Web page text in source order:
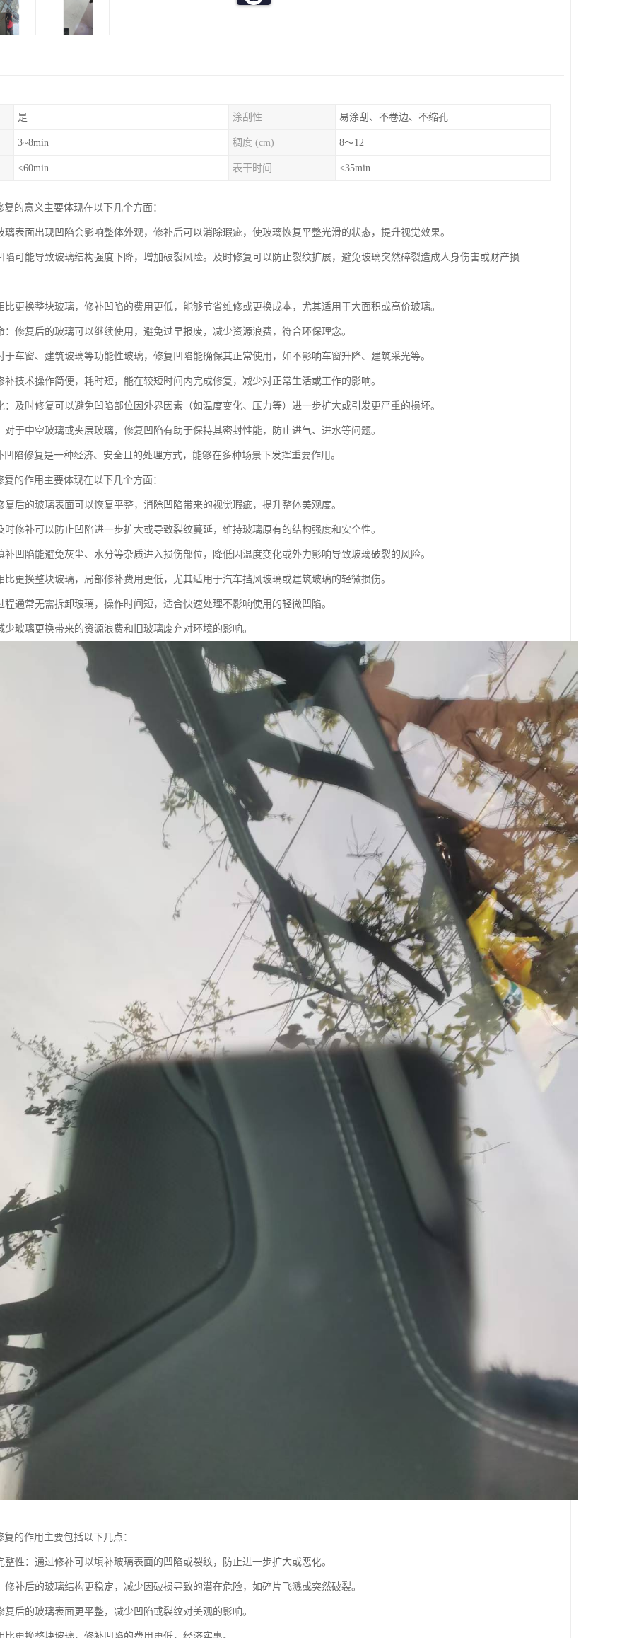
是 涂刮性 易涂刮、不卷边、不缩孔
3~8min 稠度 (cm) 8～12
<60min 表干时间 <35min
的意义主要体现在以下几个方面：
璃表面出现凹陷会影响整体外观，修补后可以消除瑕疵，使玻璃恢复平整光滑的状态，提升视觉效果。
陷可能导致玻璃结构强度下降，增加破裂风险。及时修复可以防止裂纹扩展，避免玻璃突然碎裂造成人身伤害或财产损
比更换整块玻璃，修补凹陷的费用更低，能够节省维修或更换成本，尤其适用于大面积或高价玻璃。
：修复后的玻璃可以继续使用，避免过早报废，减少资源浪费，符合环保理念。
于车窗、建筑玻璃等功能性玻璃，修复凹陷能确保其正常使用，如不影响车窗升降、建筑采光等。
补技术操作简便，耗时短，能在较短时间内完成修复，减少对正常生活或工作的影响。
：及时修复可以避免凹陷部位因外界因素（如温度变化、压力等）进一步扩大或引发更严重的损坏。
对于中空玻璃或夹层玻璃，修复凹陷有助于保持其密封性能，防止进气、进水等问题。
凹陷修复是一种经济、安全且的处理方式，能够在多种场景下发挥重要作用。
的作用主要体现在以下几个方面：
复后的玻璃表面可以恢复平整，消除凹陷带来的视觉瑕疵，提升整体美观度。
时修补可以防止凹陷进一步扩大或导致裂纹蔓延，维持玻璃原有的结构强度和安全性。
补凹陷能避免灰尘、水分等杂质进入损伤部位，降低因温度变化或外力影响导致玻璃破裂的风险。
比更换整块玻璃，局部修补费用更低，尤其适用于汽车挡风玻璃或建筑玻璃的轻微损伤。
程通常无需拆卸玻璃，操作时间短，适合快速处理不影响使用的轻微凹陷。
少玻璃更换带来的资源浪费和旧玻璃废弃对环境的影响。
的作用主要包括以下几点：
整性：通过修补可以填补玻璃表面的凹陷或裂纹，防止进一步扩大或恶化。
修补后的玻璃结构更稳定，减少因破损导致的潜在危险，如碎片飞溅或突然破裂。
复后的玻璃表面更平整，减少凹陷或裂纹对美观的影响。